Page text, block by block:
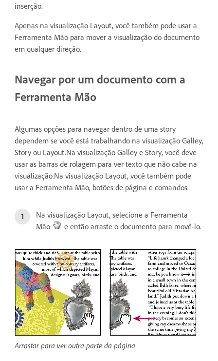
inserção.
Apenas na visualização Layout, você também pode usar a
Ferramenta Mão para mover a visualização do documento
em qualquer direção.
Navegar por um documento com a
Ferramenta Mão
Algumas opções para navegar dentro de uma story
dependem se você está trabalhando na visualização Galley,
Story ou Layout.Na visualização Galley e Story, você deve
usar as barras de rolagem para ver texto que não cabe na
visualização.Na visualização Layout, você também pode
usar a Ferramenta Mão, botões de página e comandos.
Na visualização Layout, selecione a Ferramenta
Mão
e então arraste o documento para movê-lo.
Arrastar para ver outra parte da página